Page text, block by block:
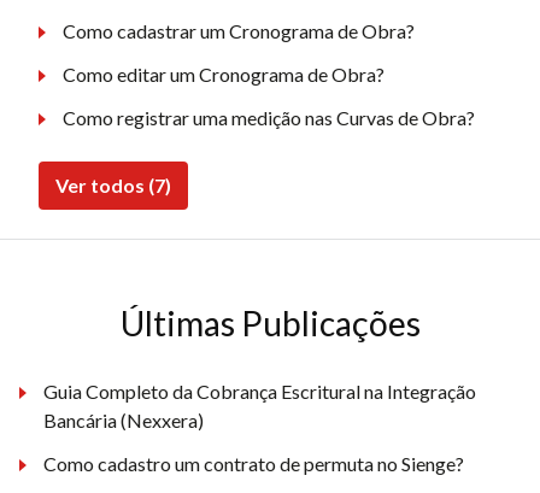
Como cadastrar um Cronograma de Obra?
Como editar um Cronograma de Obra?
Como registrar uma medição nas Curvas de Obra?
Ver todos (7)
Últimas Publicações
Guia Completo da Cobrança Escritural na Integração
Bancária (Nexxera)
Como cadastro um contrato de permuta no Sienge?